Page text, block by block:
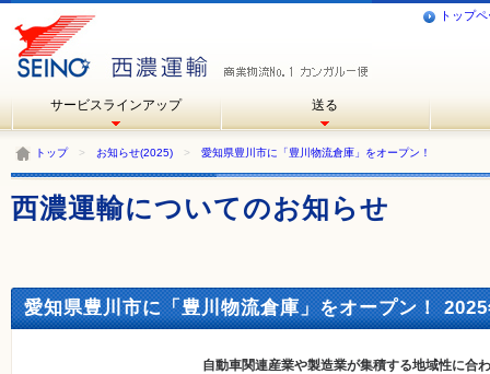
トップ
サービスラインアップ 送る
トップ> お知らせ(2025) > 愛知県豊川市に「豊川物流倉庫」をオープン！
西濃運輸についてのお知らせ
愛知県豊川市に「豊川物流倉庫」をオープン！
自動車関連産業や製造業が集積する地域性に合